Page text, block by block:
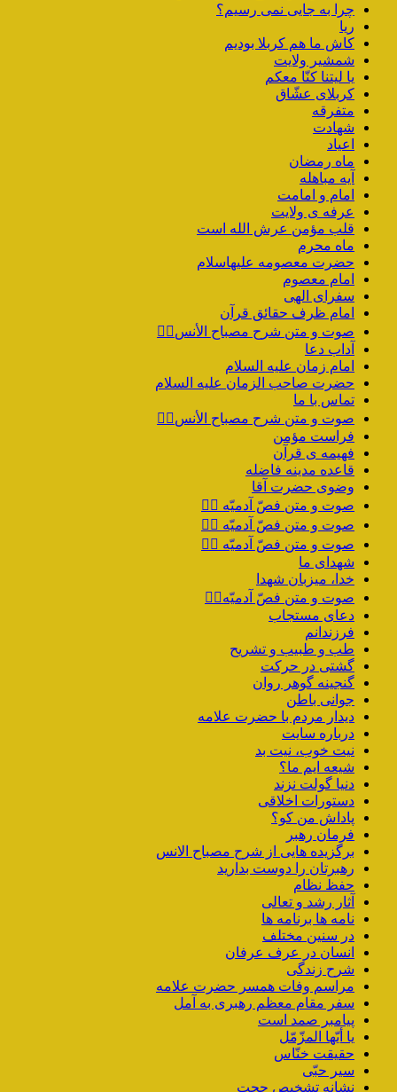
چرا به جایی نمی رسیم؟
ریا
کاش ما هم کربلا بودیم
شمشیر ولایت
یا لیتنا کنّا معکم
کربلای عشّاق
متفرقه
شهادت
اعیاد
ماه رمضان
آیه مباهله
امام و امامت
عرفه ی ولایت
قلب مؤمن عرش الله است
ماه محرم
حضرت معصومه علیهاسلام
امام معصوم
سفرای الهی
امام ظرف حقائق قرآن
صوت و متن شرح مصباح الأنس۲️⃣
آداب دعا
امام زمان علیه السلام
حضرت صاحب الزمان علیه السلام
تماس با ما
صوت و متن شرح مصباح الأنس۱️⃣
فراست مؤمن
فهیمه ی قرآن
قاعده مدینه فاضله
وضوی حضرت آقا
صوت و متن فصّ آدمیّه ۴️⃣
صوت و متن فصّ آدمیّه ۳️⃣
صوت و متن فصّ آدمیّه ۲️⃣
شهدای ما
خدا، میزبان شهدا
صوت و متن فصّ آدمیّه۱️⃣
دعای مستجاب
فرزندانم
طب و طبیب و تشریح
گشتی در حرکت
گنجینه گوهر روان
جوانی باطن
دیدار مردم با حضرت علامه
درباره سایت
نیت خوب، نیت بد
شیعه ایم ما؟
دنیا گولت نزند
دستورات اخلاقی
پاداش من کو؟
فرمان رهبر
برگزیده هایی از شرح مصباح الانس
رهبرتان را دوست بدارید
حفظ نظام
آثار رشد و تعالی
نامه ها برنامه ها
در سنین مختلف
انسان در عرف عرفان
شرح زندگی
مراسم وفات همسر حضرت علامه
سفر مقام معظم رهبری به آمل
پیامبر صمد است
یا أیّها المزّمّل
حقیقت خنّاس
سیر حبّی
نشانه تشخیص حجت